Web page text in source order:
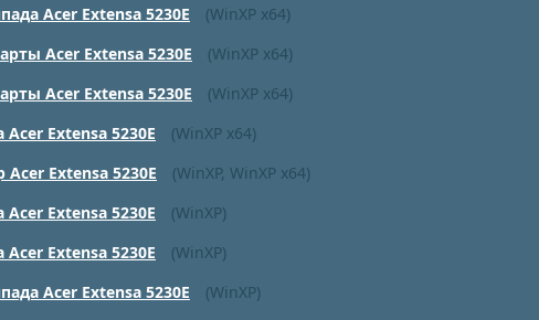
Acer Extensa 5230E
(WinXP x64)
Acer Extensa 5230E
(WinXP x64)
Acer Extensa 5230E
(WinXP x64)
Extensa 5230E
(WinXP x64)
Extensa 5230E
(WinXP, WinXP x64)
Extensa 5230E
(WinXP)
Extensa 5230E
(WinXP)
Acer Extensa 5230E
(WinXP)